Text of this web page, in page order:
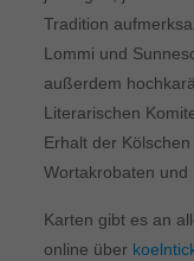
Tradition
Lommi und
außerdem
Literarischen
Erhalt der
Wortakrobaten und
Karten gibt es an
online über